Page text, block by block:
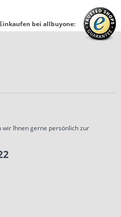
bei allbuyone:
wir Ihnen gerne persönlich zur